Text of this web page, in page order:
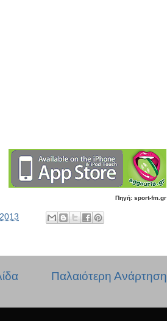
Πηγή: sport-fm.gr
Παλαιότερη Ανάρτηση